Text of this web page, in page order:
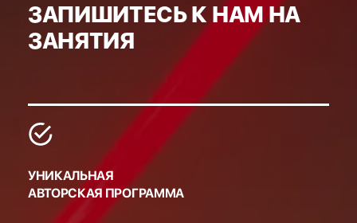
ЗАПИШИТЕСЬ К НАМ НА
ЗАНЯТИЯ
УНИКАЛЬНАЯ
АВТОРСКАЯ ПРОГРАММА